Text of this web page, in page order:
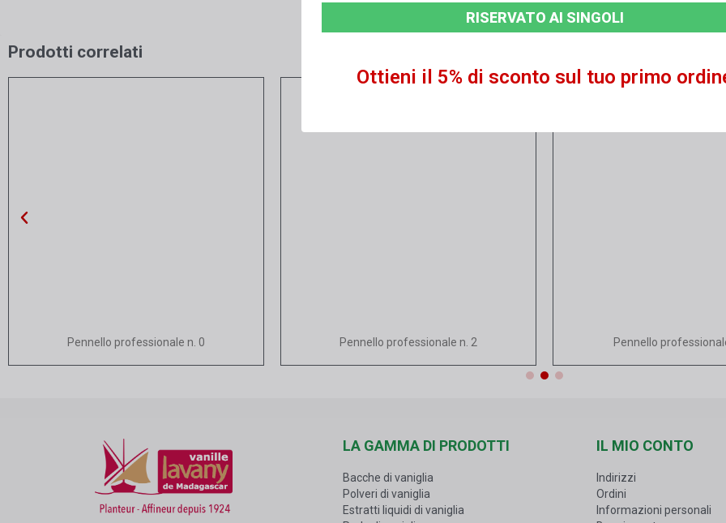
Prodotti correlati
Vista rapida
Pennello professionale n. 0 Vista rapida
Pennello professionale n. 2 Vista rapida
Pennello
LA GAMMA DI PRODOTTI
Bacche di vaniglia
Polveri di vaniglia
Estratti liquidi di vaniglia
IL MIO CONTO
Indirizzi
Ordini
Informazioni personali
RISERVATO AI SINGOLI
Ottieni il 5% di sconto sul tuo primo